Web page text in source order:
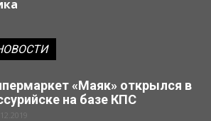
«Маяк» открылся в
на базе КПС